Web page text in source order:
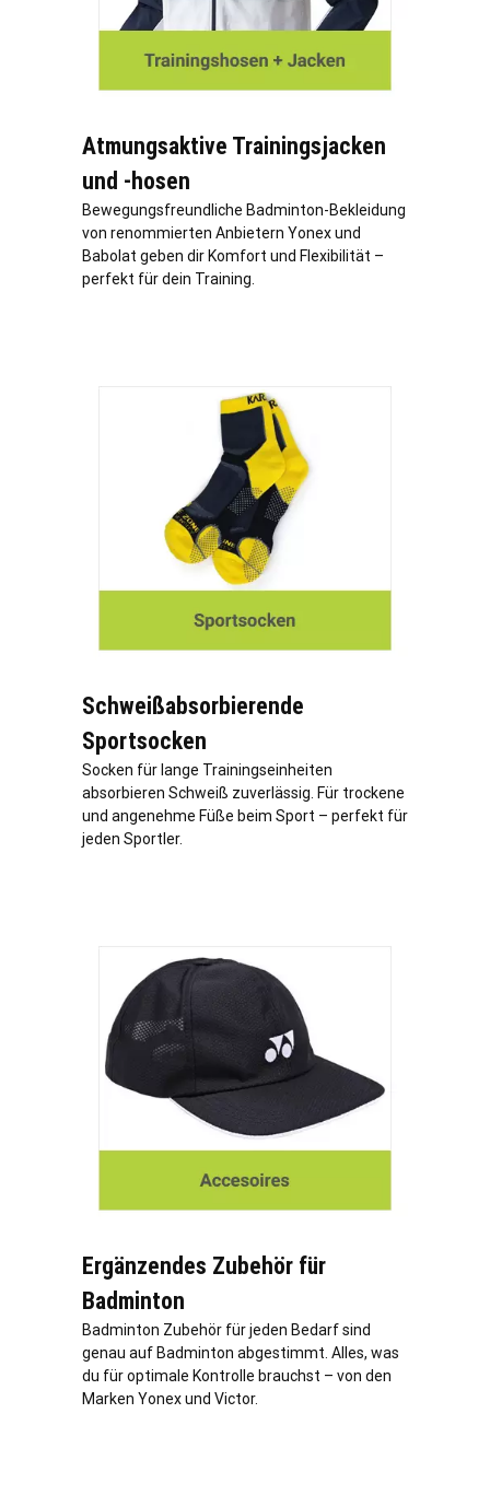
Atmungsaktive Trainingsjacken
und -hosen
Bewegungsfreundliche Badminton-Bekleidung
von renommierten Anbietern Yonex und
Babolat geben dir Komfort und Flexibilität –
perfekt für dein Training.
Schweißabsorbierende
Sportsocken
Socken für lange Trainingseinheiten
absorbieren Schweiß zuverlässig. Für trockene
und angenehme Füße beim Sport – perfekt für
jeden Sportler.
Ergänzendes Zubehör für
Badminton
Badminton Zubehör für jeden Bedarf sind
genau auf Badminton abgestimmt. Alles, was
du für optimale Kontrolle brauchst – von den
Marken Yonex und Victor.